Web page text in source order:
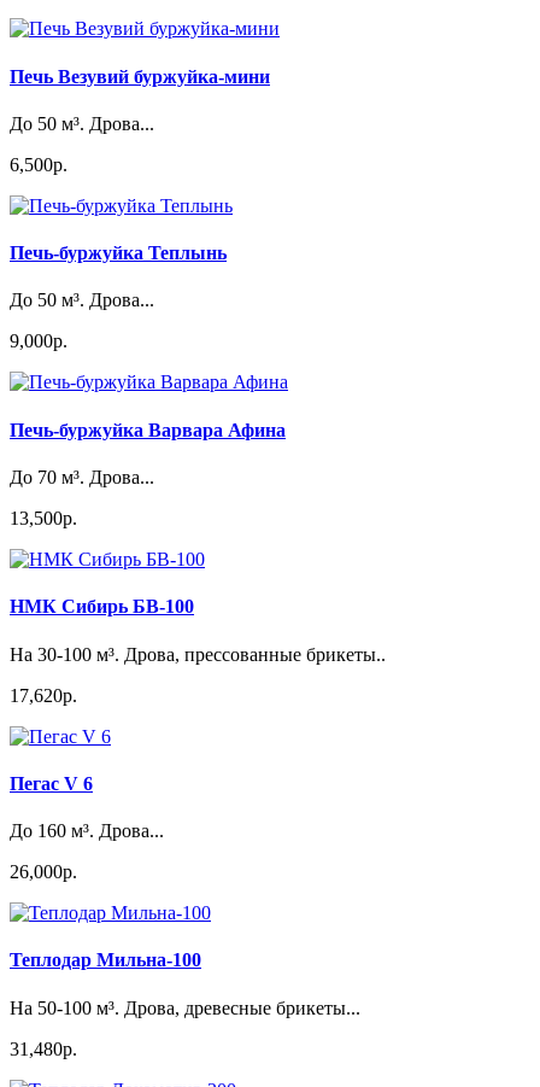
Печь Везувий буржуйка-мини
До 50 м³. Дрова...
6,500р.
Печь-буржуйка Теплынь
До 50 м³. Дрова...
9,000р.
Печь-буржуйка Варвара Афина
До 70 м³. Дрова...
13,500р.
НМК Сибирь БВ-100
На 30-100 м³. Дрова, прессованные брикеты..
17,620р.
Пегас V 6
До 160 м³. Дрова...
26,000р.
Теплодар Мильна-100
На 50-100 м³. Дрова, древесные брикеты...
31,480р.